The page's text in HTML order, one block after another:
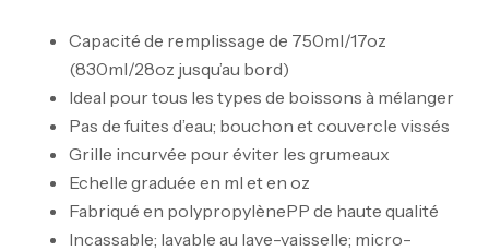
Capacité de remplissage de 750ml/17oz
(830ml/28oz jusqu’au bord)
Ideal pour tous les types de boissons à mélanger
Pas de fuites d’eau; bouchon et couvercle vissés
Grille incurvée pour éviter les grumeaux
Echelle graduée en ml et en oz
Fabriqué en polypropylènePP de haute qualité
Incassable; lavable au lave-vaisselle; micro-